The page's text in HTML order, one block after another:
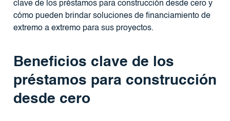
clave de los préstamos para construcción desde cero y
cómo pueden brindar soluciones de financiamiento de
extremo a extremo para sus proyectos.
Beneficios clave de los
préstamos para construcción
desde cero